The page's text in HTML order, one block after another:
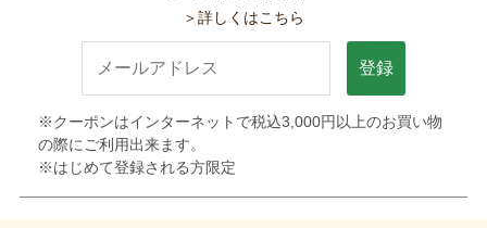
＞詳しくはこちら
登録
※クーポンはインターネットで税込3,000円以上のお買い物
の際にご利用出来ます。
※はじめて登録される方限定